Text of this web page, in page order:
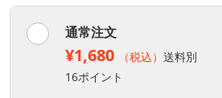
通常注文
¥1,680 （税込） 送料別
16ポイント